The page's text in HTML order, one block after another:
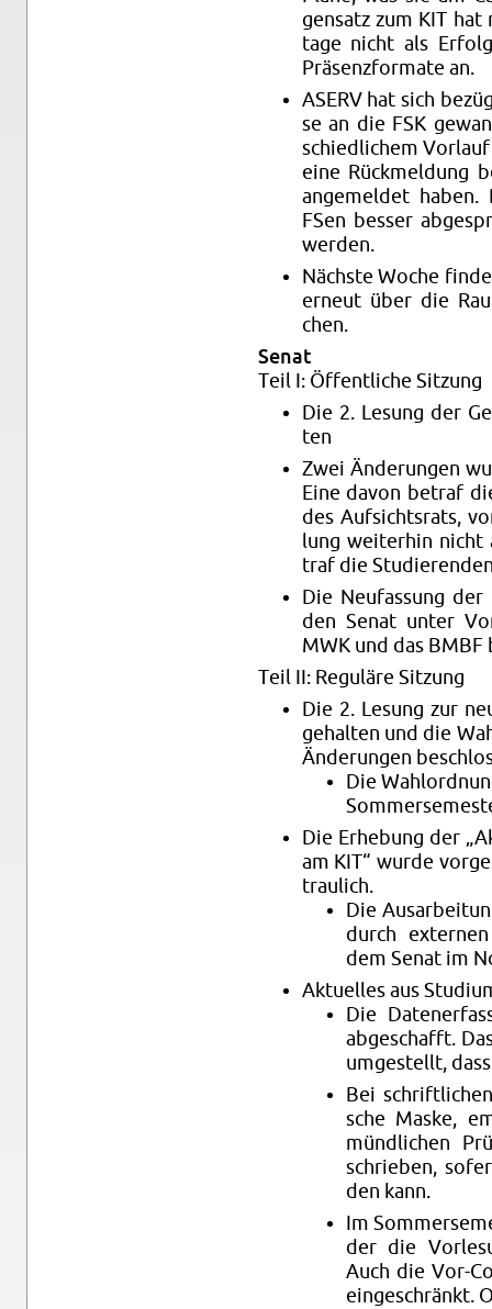
gen­satz zum KIT
ta­ge nicht als
Prä­senz­for­ma­te an.
ASERV hat sich
se an die FSK
schied­li­chem
eine Rück­mel­dung
an­ge­mel­det haben.
FSen bes­ser
wer­den.
Nächs­te Woche
er­neut über die
chen.
Senat
Teil I: Öf­fent­li­che Sit­zung
Die 2. Le­sung der
ten
Zwei Än­de­run­gen
Eine davon be­traf
des Auf­sichts­rats,
lung wei­ter­hin nicht
traf die
Die Neu­fas­sung der
den Senat unter
MWK und das BMBF
Teil II: Re­gu­lä­re Sit­zung
Die 2. Le­sung zur
ge­hal­ten und die
Än­de­run­gen
Die
Die Er­he­bung der
am KIT“ wurde
trau­lich.
Die
durch
dem Senat im
Ak­tu­el­les aus
Die
ab­ge­schafft.
um­ge­stellt,
Bei
sche Maske,
münd­li­chen
schrie­ben,
den kann.
Im
der die
Auch die Vor-
ein­ge­schränkt.